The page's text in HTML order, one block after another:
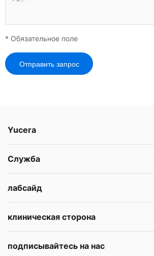
* Обязательное поле
Отправить запрос
Yucera
Служба
лабсайд
клиническая сторона
подписывайтесь на нас